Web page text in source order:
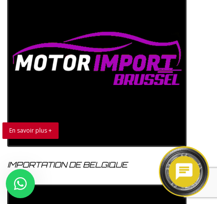
En savoir plus +
IMPORTATION DE BELGIQUE